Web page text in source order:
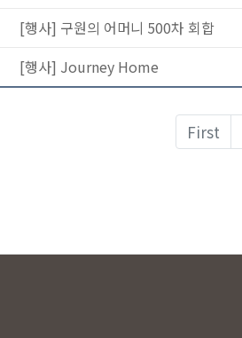
[행사] 구원의 어머니 500차 회합
[행사] Journey Home
First